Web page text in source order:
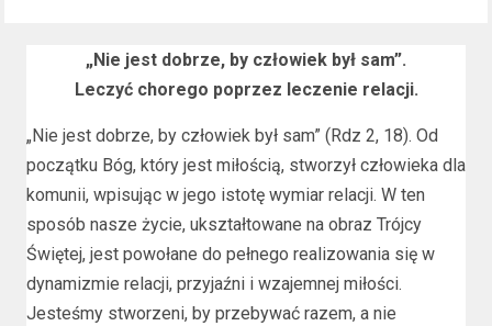
„Nie jest dobrze, by człowiek był sam”.
Leczyć chorego poprzez leczenie relacji.
„Nie jest dobrze, by człowiek był sam” (Rdz 2, 18). Od
początku Bóg, który jest miłością, stworzył człowieka dla
komunii, wpisując w jego istotę wymiar relacji. W ten
sposób nasze życie, ukształtowane na obraz Trójcy
Świętej, jest powołane do pełnego realizowania się w
dynamizmie relacji, przyjaźni i wzajemnej miłości.
Jesteśmy stworzeni, by przebywać razem, a nie